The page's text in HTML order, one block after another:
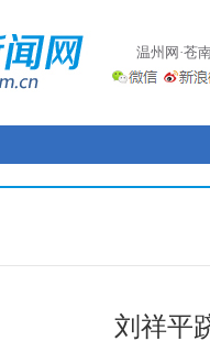
温州网·苍
刘祥平